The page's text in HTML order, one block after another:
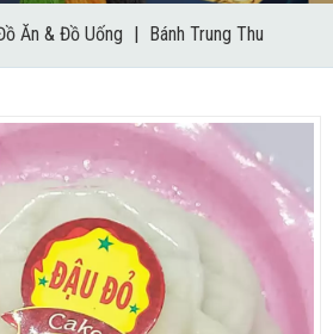
Ăn & Đồ Uống | Bánh Trung Thu